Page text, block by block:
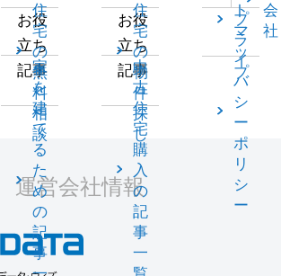
住
宅
の
無
料
相
談
お役
立ち
記事
家
を
建
て
る
た
め
の
記
事
住
宅
の
物
件
探
し
お役
立ち
記事
中
古
住
宅
購
入
の
記
事
一
ト
マ
ッ
プ
会
社
プ
ラ
イ
バ
シ
ー
ポ
リ
シ
ー
運営会社情報